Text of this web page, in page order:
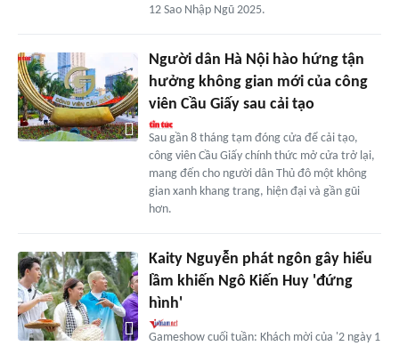
12 Sao Nhập Ngũ 2025.
Người dân Hà Nội hào hứng tận
hưởng không gian mới của công
viên Cầu Giấy sau cải tạo
Sau gần 8 tháng tạm đóng cửa để cải tạo,
công viên Cầu Giấy chính thức mở cửa trở lại,
mang đến cho người dân Thủ đô một không
gian xanh khang trang, hiện đại và gần gũi
hơn.
Kaity Nguyễn phát ngôn gây hiểu
lầm khiến Ngô Kiến Huy 'đứng
hình'
Gameshow cuối tuần: Khách mời của '2 ngày 1